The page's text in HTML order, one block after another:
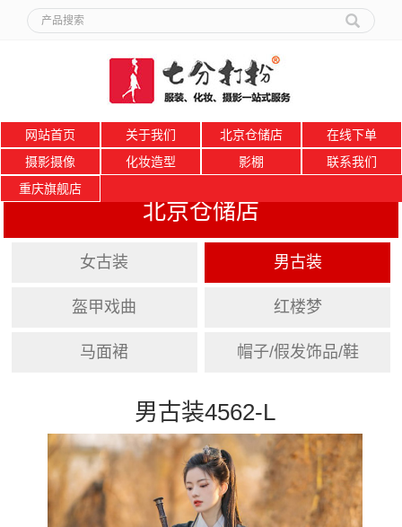
网站首页 关于我们 北京仓储店
在线下单
摄影摄像
化妆造型 影棚
联系我们
重庆旗舰店
北京仓储店
女古装 男古装
盔甲戏曲 红楼梦
马面裙 帽子/假发饰品/鞋
男古装4562-L